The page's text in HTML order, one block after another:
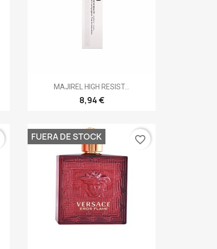
Vista rápida
MAJIREL HIGH RESIST...
8,94 €
FUERA DE STOCK favorite_border